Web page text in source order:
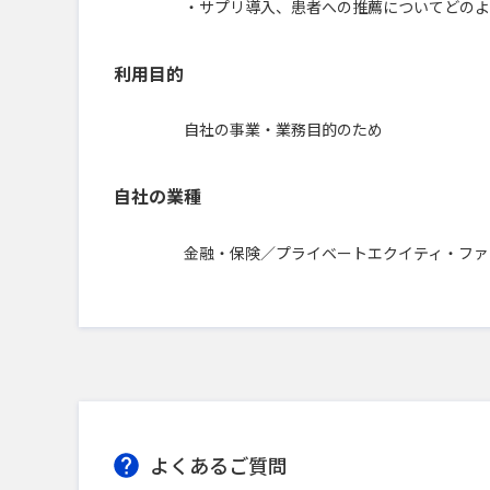
・サプリ導入、患者への推薦についてどの
利用目的
自社の事業・業務目的のため
自社の業種
金融・保険／プライベートエクイティ・フ
よくあるご質問